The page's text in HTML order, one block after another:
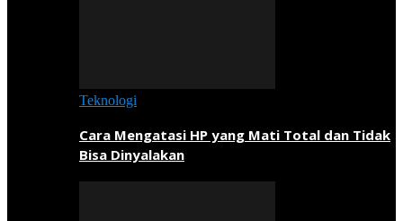
Teknologi
Cara Mengatasi HP yang Mati Total dan Tidak
Bisa Dinyalakan